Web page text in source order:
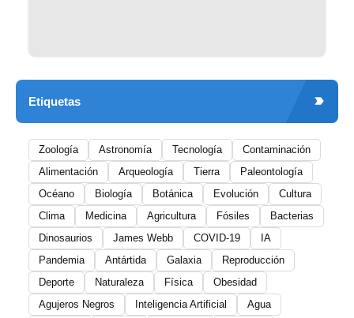
Etiquetas
Zoología Astronomía Tecnología
Contaminación
Alimentación
Arqueología Tierra
Paleontología
Océano
Biología Botánica Evolución
Cultura
Clima
Medicina Agricultura Fósiles
Bacterias
Dinosaurios
James Webb COVID-19
IA
Pandemia
Antártida Galaxia
Reproducción
Deporte
Naturaleza Física
Obesidad
Agujeros Negros
Inteligencia Artificial
Agua